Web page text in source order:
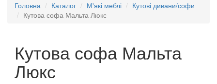
Головна
Каталог М'які меблі
Кутові дивани/софи
Кутова софа Мальта Люкс
Кутова софа Мальта
Люкс